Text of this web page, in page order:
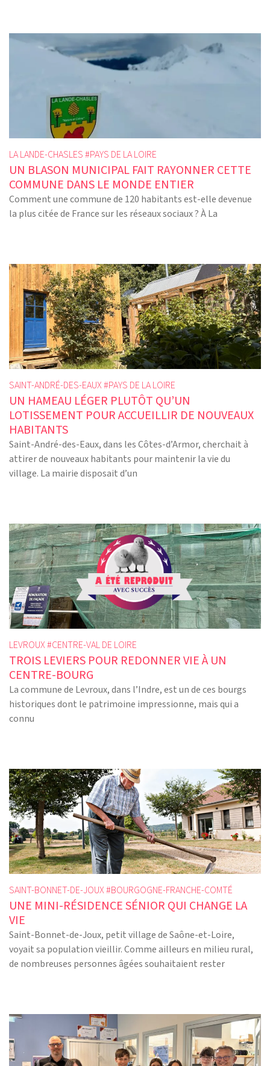
LA LANDE-CHASLES #PAYS DE LA LOIRE
UN BLASON MUNICIPAL FAIT RAYONNER CETTE
COMMUNE DANS LE MONDE ENTIER
Comment une commune de 120 habitants est-elle devenue
la plus citée de France sur les réseaux sociaux ? À La
SAINT-ANDRÉ-DES-EAUX #PAYS DE LA LOIRE
UN HAMEAU LÉGER PLUTÔT QU’UN
LOTISSEMENT POUR ACCUEILLIR DE NOUVEAUX
HABITANTS
Saint-André-des-Eaux, dans les Côtes-d’Armor, cherchait à
attirer de nouveaux habitants pour maintenir la vie du
village. La mairie disposait d’un
LEVROUX #CENTRE-VAL DE LOIRE
TROIS LEVIERS POUR REDONNER VIE À UN
CENTRE-BOURG
La commune de Levroux, dans l’Indre, est un de ces bourgs
historiques dont le patrimoine impressionne, mais qui a
connu
SAINT-BONNET-DE-JOUX #BOURGOGNE-FRANCHE-COMTÉ
UNE MINI-RÉSIDENCE SÉNIOR QUI CHANGE LA
VIE
Saint-Bonnet-de-Joux, petit village de Saône-et-Loire,
voyait sa population vieillir. Comme ailleurs en milieu rural,
de nombreuses personnes âgées souhaitaient rester